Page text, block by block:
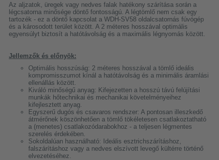
Az aljzatok, üregek vagy nedves falak hatékony szárítása során a
légcsatorna minősége döntő fontosságú. A légtömlő nem csak egy
tartozék - ez a döntő kapcsolat a WDH-SV58 oldalcsatornás fúvógép
és a károsodott terület között. A 2 méteres hosszával optimális
egyensúlyt biztosít a hatótávolság és a maximális légnyomás között.
Jellemzők és előnyök:
Optimális hosszúság: 2 méteres hosszával a tömlő ideális
kompromisszumot kínál a hatótávolság és a minimális áramlási
ellenállás között.
Kiváló minőségű anyag: Kifejezetten a hosszú távú felújítási
munkák hőtechnikai és mechanikai követelményeihez
kifejlesztett anyag.
Egyszerű dugós és csavaros rendszer: A pontosan illeszkedő
átmérőnek köszönhetően a tömlő tökéletesen csatlakoztatható
a (menetes) csatlakozódarabokhoz - a teljesen légmentes
szerelés érdekében.
Sokoldalúan használható: Ideális esztrichszárításhoz,
falszárításhoz vagy a nedves elszívott levegő kültérre történő
elvezetéséhez.